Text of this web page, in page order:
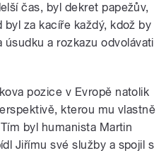
čas, byl dekret papežův,
za kacíře každý, kdož by
a rozkazu odvolávati
pozice v Evropě natolik
kterou mu vlastně
byl humanista Martin
Jiřímu své služby a spojil s